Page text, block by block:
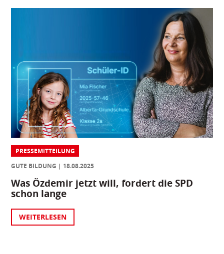
PRESSEMITTEILUNG
GUTE BILDUNG
18.08.2025
Was Özdemir jetzt will, fordert die SPD
schon lange
WEITERLESEN